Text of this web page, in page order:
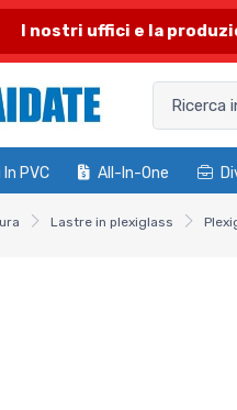
I nostri uffici e la
In PVC All-In-One
Lastre in plexiglass